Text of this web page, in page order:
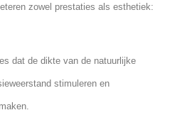
zowel prestaties als esthetiek:
dat de dikte van de natuurlijke
stimuleren en